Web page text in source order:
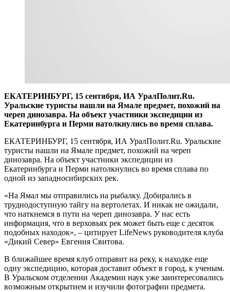
ЕКАТЕРИНБУРГ, 15 сентября, ИА УралПолит.Ru.
Уральские туристы нашли на Ямале предмет, похожий на
череп динозавра. На объект участники экспедиции из
Екатеринбурга и Перми натолкнулись во время сплава.
ЕКАТЕРИНБУРГ, 15 сентября, ИА УралПолит.Ru. Уральские
туристы нашли на Ямале предмет, похожий на череп
динозавра. На объект участники экспедиции из
Екатеринбурга и Перми натолкнулись во время сплава по
одной из западносибирских рек.
«На Ямал мы отправились на рыбалку. Добирались в
труднодоступную тайгу на вертолетах. И никак не ожидали,
что наткнемся в пути на череп динозавра. У нас есть
информация, что в верховьях рек может быть еще с десяток
подобных находок», – цитирует LifeNews руководителя клуба
«Дикий Север» Евгения Свитова.
В ближайшее время клуб отправит на реку, к находке еще
одну экспедицию, которая доставит объект в город, к ученым.
В Уральском отделении Академии наук уже заинтересовались
возможным открытием и изучили фотографии предмета.